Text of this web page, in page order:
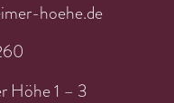
hoehe.de
Höhe 1 – 3